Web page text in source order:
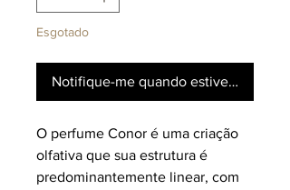
Esgotado
Notifique-me quando estiver
O perfume Conor é uma criação
olfativa que sua estrutura é
predominantemente linear, com